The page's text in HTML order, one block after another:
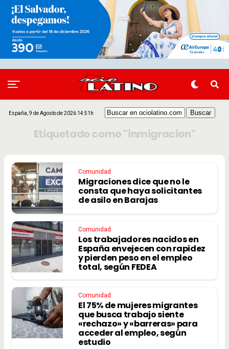
España, 9 de Agosto de 2026 14:51h
Etiquetado como "inmigracion"
Comunidad
Migraciones dice que no le
consta que haya solicitantes
de asilo en Barajas
Comunidad
Los trabajadores nacidos en
España envejecen con rapidez
y pierden peso en el empleo
total, según FEDEA
Comunidad
El 75% de mujeres migrantes
que busca trabajo siente
«rechazo» y «barreras» para
acceder al empleo, según
estudio